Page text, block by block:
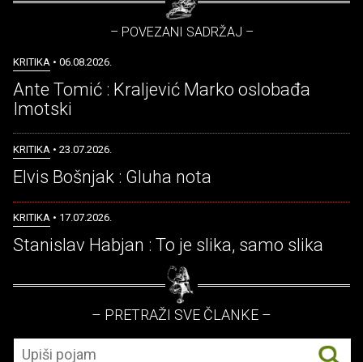
– POVEZANI SADRŽAJ –
KRITIKA • 06.08.2026.
Ante Tomić : Kraljević Marko oslobađa
Imotski
KRITIKA • 23.07.2026.
Elvis Bošnjak : Gluha nota
KRITIKA • 17.07.2026.
Stanislav Habjan : To je slika, samo slika
– PRETRAŽI SVE ČLANKE –